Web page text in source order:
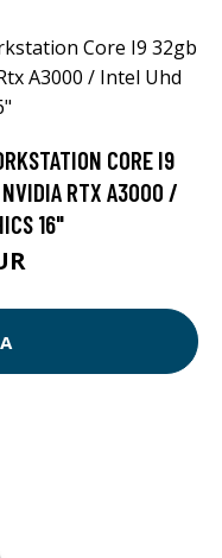
CORE I9
RTX A3000 /
16"